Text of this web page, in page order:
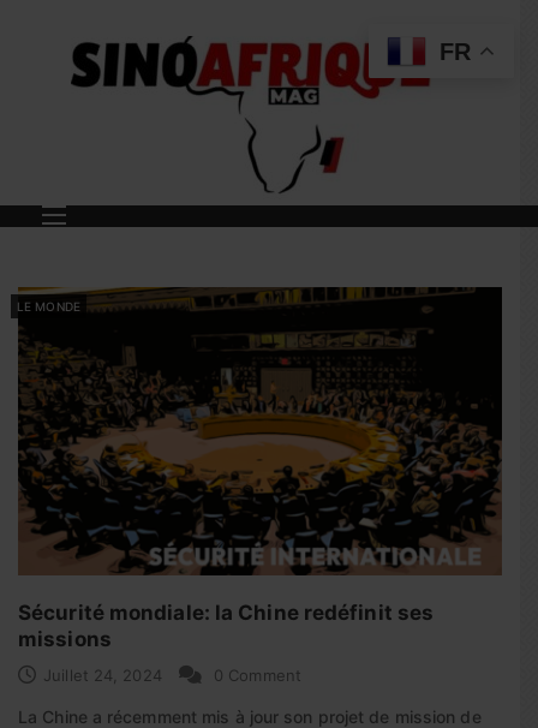
LE MONDE
Sécurité mondiale: la Chine redéfinit ses
missions
Juillet 24, 2024 0 Comment
La Chine a récemment mis à jour son projet de mission de
FR